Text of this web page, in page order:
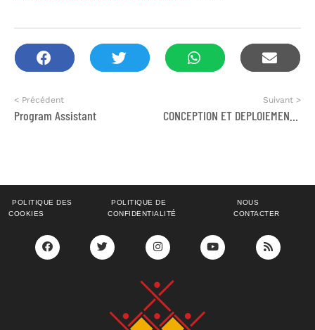
< Précédent
Program Assistant
Suivant >
POLITIQUE DES
COOKIES
POLITIQUE DE
CONFIDENTIALITÉ
NOUS
CONTACTER